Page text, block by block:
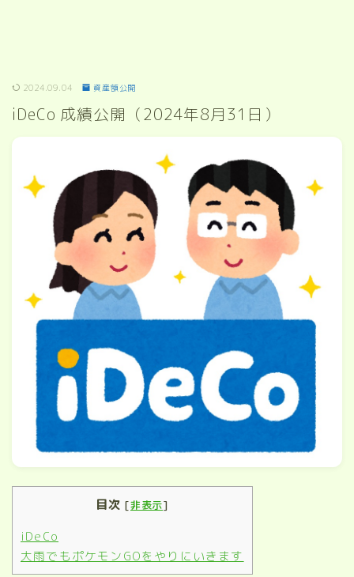
2024.09.04 資産額公開
iDeCo 成績公開（2024年8月31日）
目次 [非表示]
iDeCo
大雨でもポケモンGOをやりにいきます